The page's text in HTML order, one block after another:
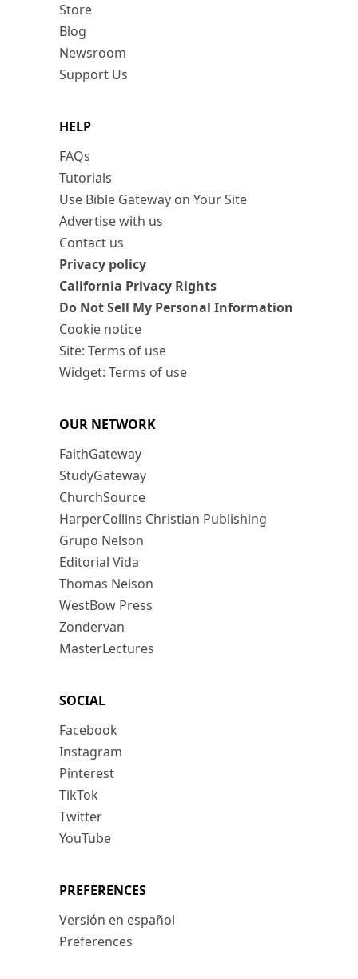
Store
Blog
Newsroom
Support Us
HELP
FAQs
Tutorials
Use Bible Gateway on Your Site
Advertise with us
Contact us
Privacy policy
California Privacy Rights
Do Not Sell My Personal Information
Cookie notice
Site: Terms of use
Widget: Terms of use
OUR NETWORK
FaithGateway
StudyGateway
ChurchSource
HarperCollins Christian Publishing
Grupo Nelson
Editorial Vida
Thomas Nelson
WestBow Press
Zondervan
MasterLectures
SOCIAL
Facebook
Instagram
Pinterest
TikTok
Twitter
YouTube
PREFERENCES
Versión en español
Preferences